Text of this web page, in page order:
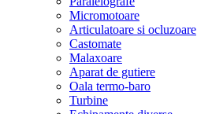
Micromotoare
Articulatoare si ocluzoare
Castomate
Malaxoare
Aparat de gutiere
Oala termo-baro
Turbine